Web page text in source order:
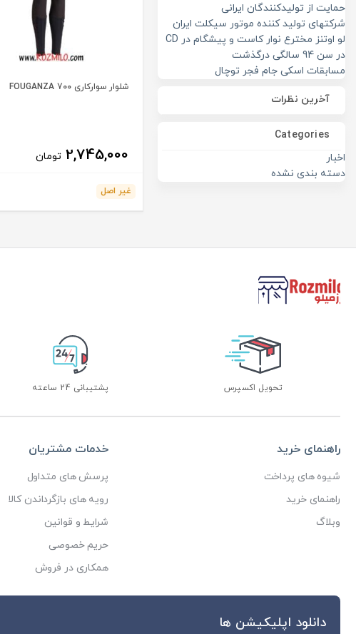
حمایت از تولیدکنندگان ایرانی
شرکتهای تولید کننده موتور سیکلت ایران
لو اوتنز مخترع نوار کاست و پیشگام در CD
در سن 94 سالگی درگذشت
مسابقات اسکی جام فجر توچال
آخرین نظرات
Categories
اخبار
دسته بندی نشده
شلوار سوارکاری FOUGANZA 700
2,745,000 تومان
غیر اصل
تحویل اکسپرس پشتیبانی 24 ساعته
راهنمای خرید
شیوه های پرداخت
راهنمای خرید
وبلاگ
خدمات مشتریان
پرسش های متداول
رویه های بازگرداندن کالا
شرایط و قوانین
حریم خصوصی
همکاری در فروش
دانلود اپلیکیشن ها